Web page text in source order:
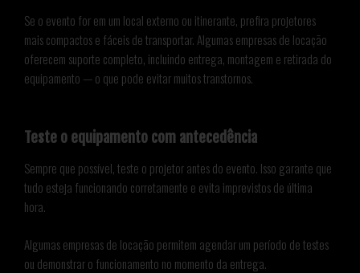
Se o evento for em um local externo ou itinerante, prefira projetores
mais compactos e fáceis de transportar. Algumas empresas de locação
oferecem suporte completo, incluindo entrega, montagem e retirada do
equipamento — o que pode evitar muitos transtornos.
Teste o equipamento com antecedência
Sempre que possível, teste o projetor antes do evento. Isso garante que
tudo esteja funcionando corretamente e evita imprevistos de última
hora.
Algumas empresas de locação permitem agendar um período de testes
ou demonstrar o funcionamento no momento da entrega.